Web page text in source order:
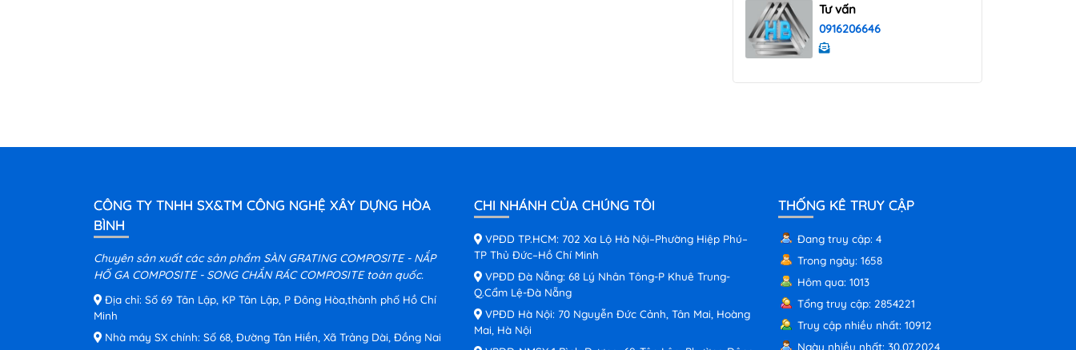
Tư vấn
0916206646
CÔNG TY TNHH SX&TM CÔNG NGHỆ XÂY DỰNG HÒA
BÌNH
Chuyên sản xuất các sản phẩm SÀN GRATING COMPOSITE - NẮP
HỐ GA COMPOSITE - SONG CHẮN RÁC COMPOSITE toàn quốc.
Địa chỉ: Số 69 Tân Lập, KP Tân Lập, P Đông Hòa,thành phố Hồ Chí
Minh
Nhà máy SX chính: Số 68, Đường Tân Hiền, Xã Trảng Dài, Đồng Nai
CHI NHÁNH CỦA CHÚNG TÔI
VPĐD TP.HCM: 702 Xa Lộ Hà Nội–Phường Hiệp Phú–
TP Thủ Đức–Hồ Chí Minh
VPĐD Đà Nẵng: 68 Lý Nhân Tông-P Khuê Trung-
Q.Cẩm Lệ-Đà Nẵng
VPĐD Hà Nội: 70 Nguyễn Đức Cảnh, Tân Mai, Hoàng
Mai, Hà Nội
THỐNG KÊ TRUY CẬP
Đang truy cập: 4
Trong ngày: 1658
Hôm qua: 1013
Tổng truy cập: 2854221
Truy cập nhiều nhất: 10912
Ngày nhiều nhất: 30.07.2024